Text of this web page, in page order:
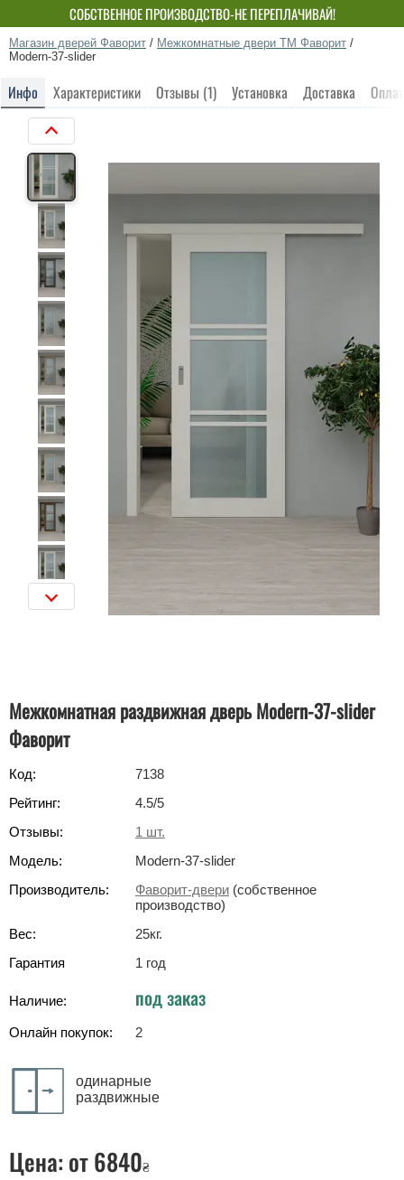
СОБСТВЕННОЕ ПРОИЗВОДСТВО-НЕ ПЕРЕПЛАЧИВАЙ!
Магазин дверей Фаворит / Межкомнатные двери ТМ Фаворит /
Modern-37-slider
Инфо Характеристики Отзывы (1) Установка Доставка
Межкомнатная раздвижная дверь Modern-37-slider
Фаворит
Код:
7138
Рейтинг:
4.5/5
Отзывы:
1 шт.
Модель:
Modern-37-slider
Производитель:
Фаворит-двери (собственное
производство)
Вес:
25кг.
Гарантия
1 год
Наличие: под заказ
Онлайн покупок: 2
одинарные
раздвижные
Цена: от 6840₴